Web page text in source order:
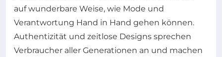
auf wunderbare Weise, wie Mode und
Verantwortung Hand in Hand gehen können.
Authentizität und zeitlose Designs sprechen
Verbraucher aller Generationen an und machen